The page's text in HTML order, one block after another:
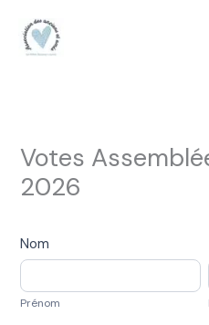
contenu
Votes
2026
Assemblée
Générale
2026
Nom
Prénom
Prénom